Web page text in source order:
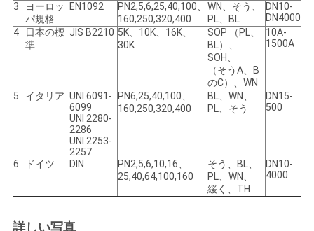
合
図
ラ
イ
バ
3
ヨーロッ
パ規格
EN1092
PN2,5,6,25,40,100、
160,250,320,400
WN、そう、
PL、BL
DN10-
DN4000
4
日本の標
準
JIS B2210 5K、10K、16K、
30K
SOP （PL、
BL）、
SOH、
（そうA、B
のC）、WN
10A-
1500A
5 イタリア UNI 6091-
6099
UNI 2280-
2286
UNI 2253-
2257
PN6,25,40,100、
160,250,320,400
BL、WN、
PL、そう
DN15-
500
6 ドイツ DIN
PN2,5,6,10,16、
25,40,64,100,160
そう、BL、
PL、WN、
緩く、TH
DN10-
4000
詳しい写真